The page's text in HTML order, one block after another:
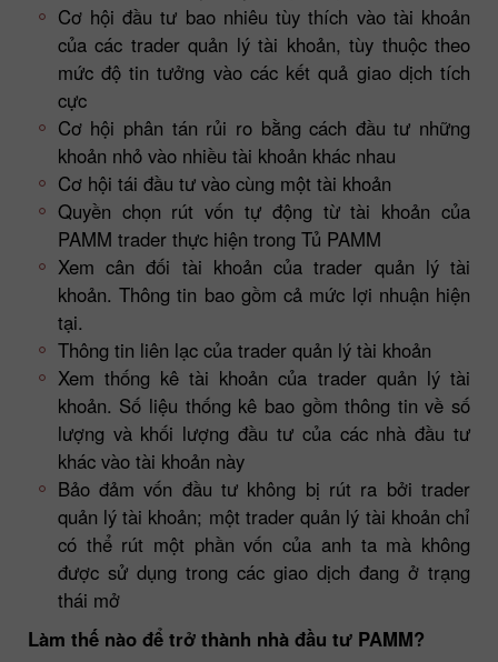
Cơ hội đầu tư bao nhiêu tùy thích vào tài khoản
của các trader quản lý tài khoản, tùy thuộc theo
mức độ tin tưởng vào các kết quả giao dịch tích
cực
Cơ hội phân tán rủi ro bằng cách đầu tư những
khoản nhỏ vào nhiều tài khoản khác nhau
Cơ hội tái đầu tư vào cùng một tài khoản
Quyền chọn rút vốn tự động từ tài khoản của
PAMM trader thực hiện trong Tủ PAMM
Xem cân đối tài khoản của trader quản lý tài
khoản. Thông tin bao gồm cả mức lợi nhuận hiện
tại.
Thông tin liên lạc của trader quản lý tài khoản
Xem thống kê tài khoản của trader quản lý tài
khoản. Số liệu thống kê bao gồm thông tin về số
lượng và khối lượng đầu tư của các nhà đầu tư
khác vào tài khoản này
Bảo đảm vốn đầu tư không bị rút ra bởi trader
quản lý tài khoản; một trader quản lý tài khoản chỉ
có thể rút một phần vốn của anh ta mà không
được sử dụng trong các giao dịch đang ở trạng
thái mở
Làm thế nào để trở thành nhà đầu tư PAMM?